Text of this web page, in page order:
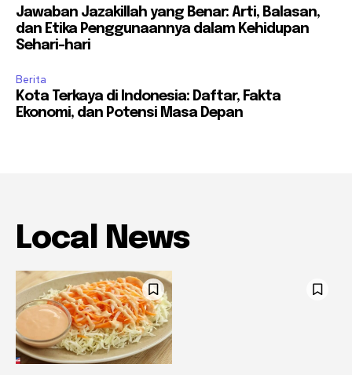
Jawaban Jazakillah yang Benar: Arti, Balasan,
dan Etika Penggunaannya dalam Kehidupan
Sehari-hari
Berita
Kota Terkaya di Indonesia: Daftar, Fakta
Ekonomi, dan Potensi Masa Depan
Local News